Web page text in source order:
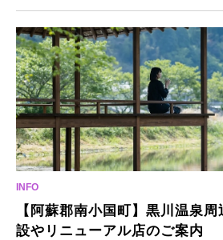
日(月)～2026年2月28日(土)の期間、「冬に
を開催します。
【阿蘇郡南小国町】黒川温泉
設やリニューアル店のご案内